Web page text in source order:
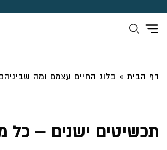
דף הבית » בלוג החיים עצמם ומה
תכשיטים ישנים –